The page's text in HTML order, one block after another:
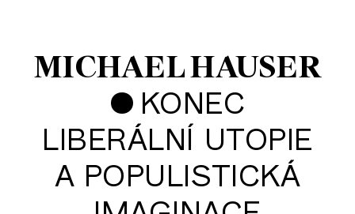
MICHAEL HAUSER
• KONEC
LIBERÁLNÍ UTOPIE
A POPULISTICKÁ